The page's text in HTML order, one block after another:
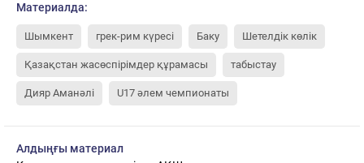
Материалда:
Шымкент грек-рим күресі Баку Шетелдік көлік
Қазақстан жасөспірімдер құрамасы табыстау
Дияр Аманәлі U17 әлем чемпионаты
Алдыңғы материал